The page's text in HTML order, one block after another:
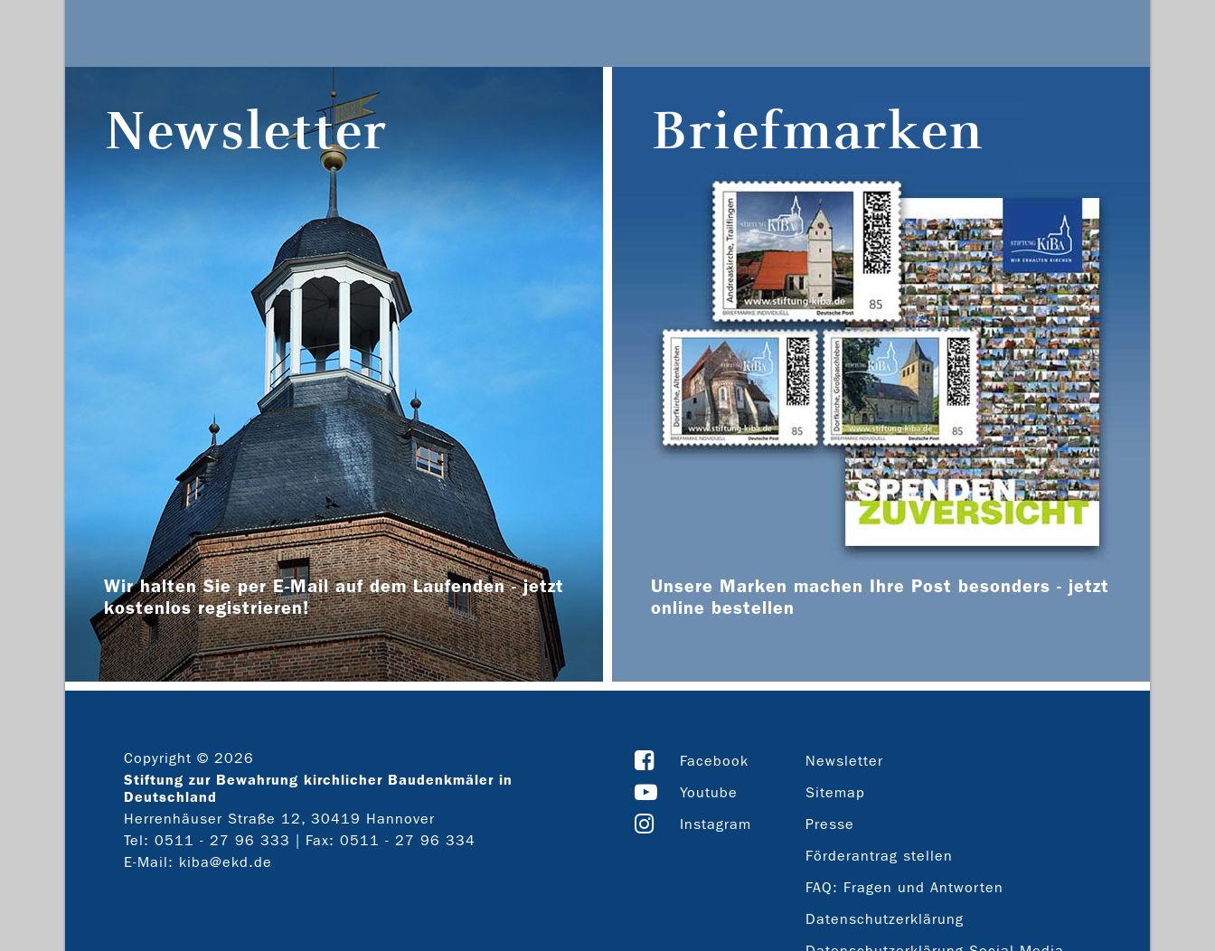
Newsletter
Wir halten Sie per E-Mail auf dem Laufenden - jetzt
kostenlos registrieren!
Briefmarken
Unsere Marken machen Ihre Post besonders - jetzt
online bestellen
Copyright © 2026
Stiftung zur Bewahrung kirchlicher Baudenkmäler in
Deutschland
Herrenhäuser Straße 12, 30419 Hannover
Tel: 0511 - 27 96 333 | Fax: 0511 - 27 96 334
E-Mail: kiba@ekd.de
Facebook
Youtube
Instagram
Newsletter
Sitemap
Presse
Förderantrag stellen
FAQ: Fragen und Antworten
Datenschutzerklärung